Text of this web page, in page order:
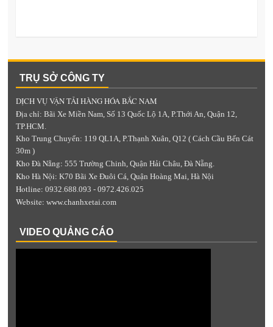
TRỤ SỞ CÔNG TY
DỊCH VỤ VẬN TẢI HÀNG HÓA BẮC NAM
Địa chỉ: Bãi Xe Miền Nam, Số 13 Quốc Lộ 1A, P.Thới An, Quận 12,
TP.HCM.
Kho Trung Chuyển: 119 QL1A, P.Thạnh Xuân, Q12 ( Cách Cầu Bến Cát
30m )
Kho Đà Nẵng: 555 Trường Chinh, Quận Hải Châu, Đà Nẵng.
Kho Hà Nội: K70 Bãi Xe Đuôi Cá, Quận Hoàng Mai, Hà Nội
Hotline: 0932.688.093 - 0972.426.025
Website: www.chanhxetai.com
VIDEO QUẢNG CÁO